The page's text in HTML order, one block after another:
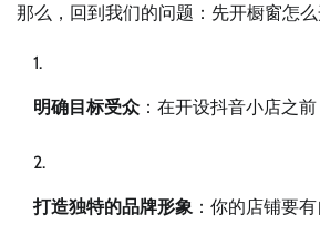
那么，回到我们的问题：先开橱窗怎
明确目标受众 ：在开设抖音小店之
打造独特的品牌形象 ：你的店铺要